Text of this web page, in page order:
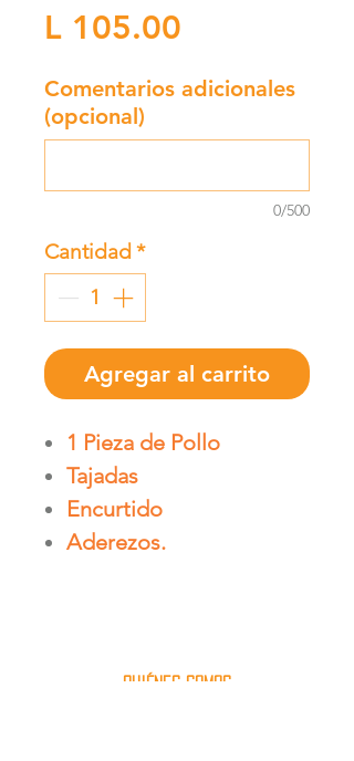
L 105.00
Comentarios adicionales
(opcional)
0/500
Cantidad *
Agregar al carrito
1 Pieza de Pollo
Tajadas
Encurtido
Aderezos.
quiénes somos